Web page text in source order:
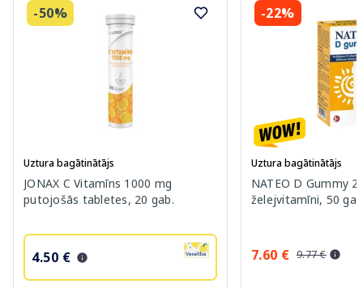
-50%
Uztura bagātinātājs
JONAX C Vitamīns 1000 mg
putojošās tabletes, 20 gab.
4.50 €
-22%
Uztura bagātinātājs
NATEO D Gummy
želejvitamīni, 50
7.60 € 9.77 €